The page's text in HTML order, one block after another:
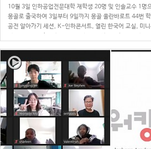
10월 3일 인하공업전문대학 재학생 20명 및 인솔교수 1명
몽골로 출국하여 3일부터 9일까지 몽골 울란바로트 44번
공전 알아가기 세션, K-인하콘서트, 열린 한국어 교실, 미니